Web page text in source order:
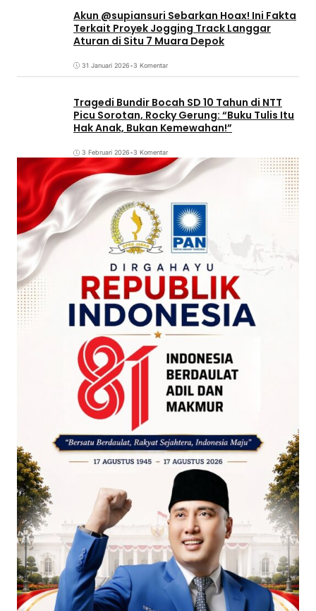
Akun @supiansuri Sebarkan Hoax! Ini Fakta
Terkait Proyek Jogging Track Langgar
Aturan di Situ 7 Muara Depok
31 Januari 2026•3 Komentar
Tragedi Bundir Bocah SD 10 Tahun di NTT
Picu Sorotan, Rocky Gerung: “Buku Tulis Itu
Hak Anak, Bukan Kemewahan!”
3 Februari 2026•3 Komentar